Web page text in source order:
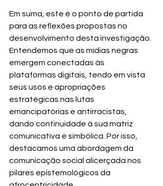
Em suma, este é o ponto de partida
para as reflexões propostas no
desenvolvimento desta investigação.
Entendemos que as mídias negras
emergem conectadas às
plataformas digitais, tendo em vista
seus usos e apropriações
estratégicas nas lutas
emancipatórias e antirracistas,
dando continuidade à sua matriz
comunicativa e simbólica. Por isso,
destacamos uma abordagem da
comunicação social alicerçada nos
pilares epistemológicos da